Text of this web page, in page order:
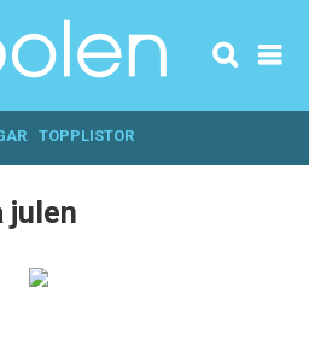
TOPPLISTOR
julen